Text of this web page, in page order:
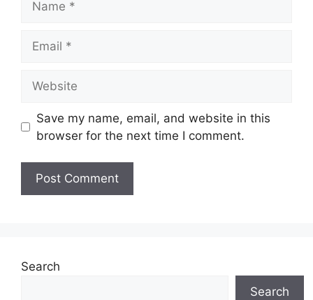
Save my name, email, and website in this
browser for the next time I comment.
Search
Search